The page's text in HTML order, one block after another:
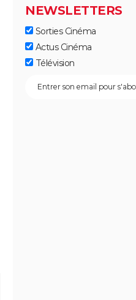
NEWSLETTERS
Sorties Cinéma
Actus Cinéma
Télévision